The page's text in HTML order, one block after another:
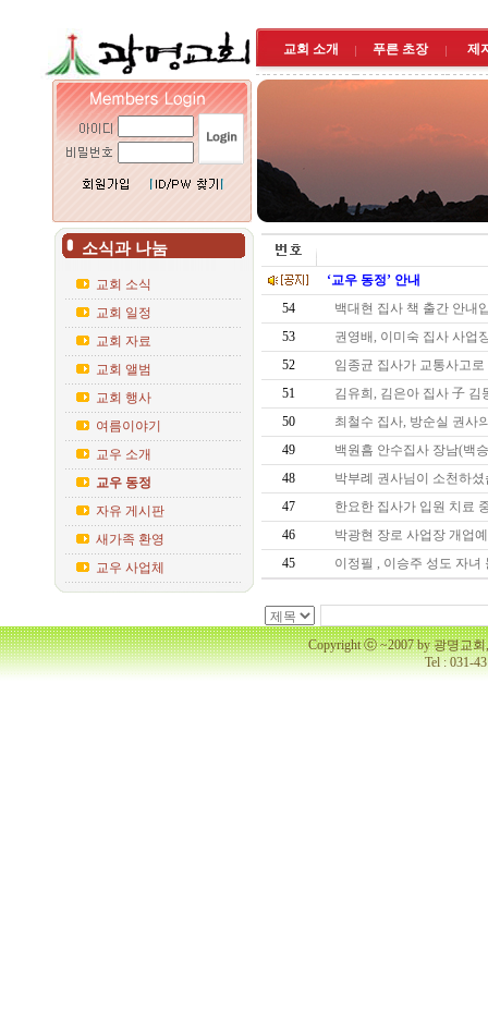
교회 소개 푸른 초장 제
소식과 나눔
교회 소식
교회 일정
교회 자료
교회 앨범
교회 행사
여름이야기
교우 소개
교우 동정
자유 게시판
새가족 환영
교우 사업체
‘교우 동정’ 안내
54
백대현 집사 책 출간 안내
53
권영배, 이미숙 집사 사업
52
임종균 집사가 교통사고
51
김유희, 김은아 집사 子
50
최철수 집사, 방순실 권사
49
백원흠 안수집사 장남(백
48
박부례 권사님이 소천하
47
한요한 집사가 입원 치료
46
박광현 장로 사업장 개업
45
이정필 , 이승주 성도 자
Copyright ⓒ ~2007 by 광명교
Tel : 031-